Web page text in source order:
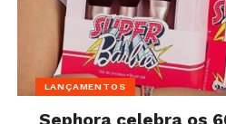
LANÇAMENTOS